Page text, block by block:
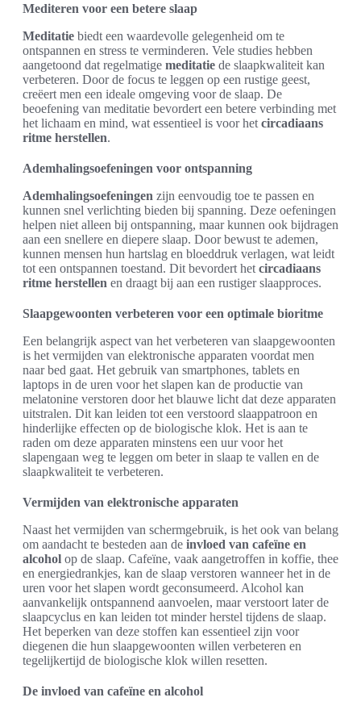
Mediteren voor een betere slaap
Meditatie biedt een waardevolle gelegenheid om te
ontspannen en stress te verminderen. Vele studies hebben
aangetoond dat regelmatige meditatie de slaapkwaliteit kan
verbeteren. Door de focus te leggen op een rustige geest,
creëert men een ideale omgeving voor de slaap. De
beoefening van meditatie bevordert een betere verbinding met
het lichaam en mind, wat essentieel is voor het circadiaans
ritme herstellen.
Ademhalingsoefeningen voor ontspanning
Ademhalingsoefeningen zijn eenvoudig toe te passen en
kunnen snel verlichting bieden bij spanning. Deze oefeningen
helpen niet alleen bij ontspanning, maar kunnen ook bijdragen
aan een snellere en diepere slaap. Door bewust te ademen,
kunnen mensen hun hartslag en bloeddruk verlagen, wat leidt
tot een ontspannen toestand. Dit bevordert het circadiaans
ritme herstellen en draagt bij aan een rustiger slaapproces.
Slaapgewoonten verbeteren voor een optimale bioritme
Een belangrijk aspect van het verbeteren van slaapgewoonten
is het vermijden van elektronische apparaten voordat men
naar bed gaat. Het gebruik van smartphones, tablets en
laptops in de uren voor het slapen kan de productie van
melatonine verstoren door het blauwe licht dat deze apparaten
uitstralen. Dit kan leiden tot een verstoord slaappatroon en
hinderlijke effecten op de biologische klok. Het is aan te
raden om deze apparaten minstens een uur voor het
slapengaan weg te leggen om beter in slaap te vallen en de
slaapkwaliteit te verbeteren.
Vermijden van elektronische apparaten
Naast het vermijden van schermgebruik, is het ook van belang
om aandacht te besteden aan de invloed van cafeïne en
alcohol op de slaap. Cafeïne, vaak aangetroffen in koffie, thee
en energiedrankjes, kan de slaap verstoren wanneer het in de
uren voor het slapen wordt geconsumeerd. Alcohol kan
aanvankelijk ontspannend aanvoelen, maar verstoort later de
slaapcyclus en kan leiden tot minder herstel tijdens de slaap.
Het beperken van deze stoffen kan essentieel zijn voor
diegenen die hun slaapgewoonten willen verbeteren en
tegelijkertijd de biologische klok willen resetten.
De invloed van cafeïne en alcohol